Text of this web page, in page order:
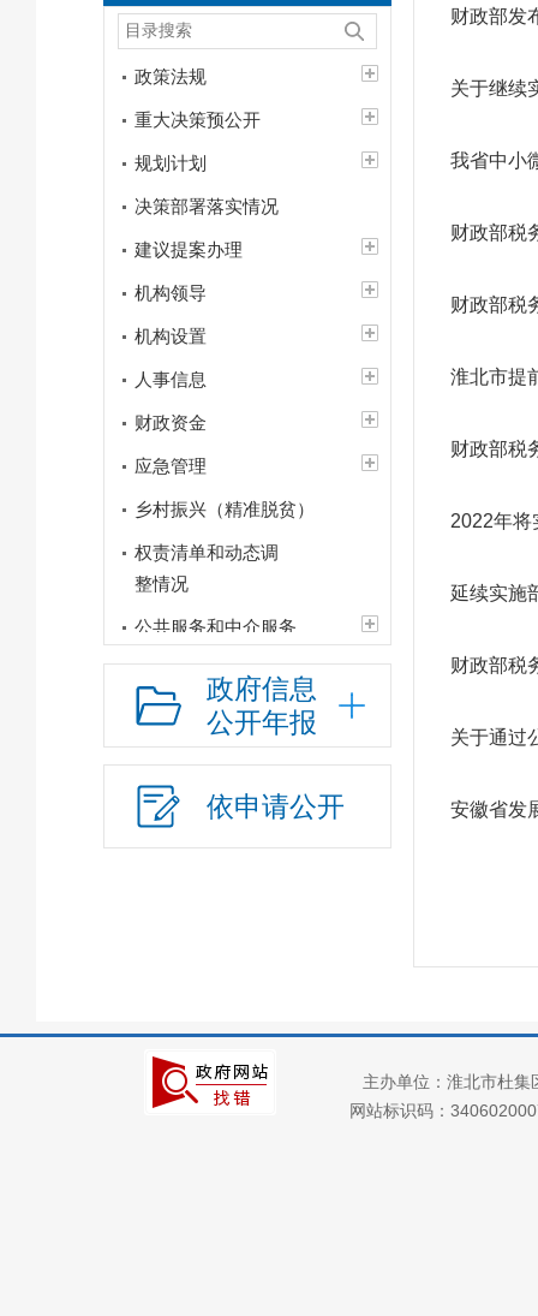
政策法规
重大决策预公开
规划计划
决策部署落实情况
建议提案办理
机构领导
机构设置
人事信息
财政资金
应急管理
乡村振兴（精准脱贫）
权责清单和动态调
整情况
公共服务和中介服务
行政权力运行
“双随机、一公开”
政府集中采购
招标采购
监督保障
财政预决算
政府信息
公开年报
依申请公开
财政部发
关于继续
我省中小
财政部税
财政部税
淮北市提
财政部税
2022年将
延续实施
财政部税
关于通过
安徽省发
主办单位：淮北市杜
网站标识码：